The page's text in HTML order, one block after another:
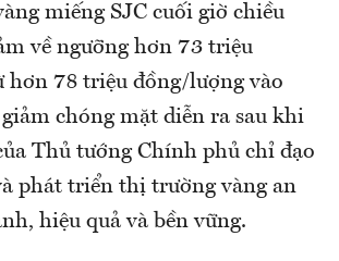
miếng SJC cuối giờ chiều
về ngưỡng hơn 73 triệu
hơn 78 triệu đồng/lượng vào
giảm chóng mặt diễn ra sau khi
Thủ tướng Chính phủ chỉ đạo
phát triển thị trường vàng an
hiệu quả và bền vững.